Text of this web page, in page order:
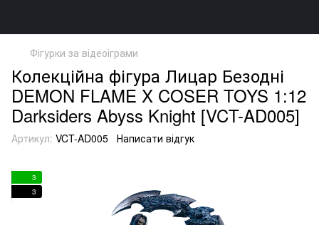
Фігурки за відеоіграми
Колекційна фігура Лицар Безодні
DEMON FLAME X COSER TOYS 1:12
Darksiders Abyss Knight [VCT-AD005]
Артикул: VCT-AD005 Написати відгук
3
3